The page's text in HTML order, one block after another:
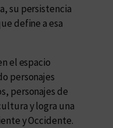
su persistencia
define a esa
el espacio
personajes
personajes de
y logra una
y Occidente.